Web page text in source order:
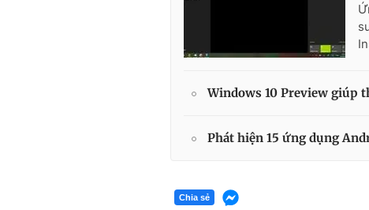
Windows 10 Preview giúp
Phát hiện 15 ứng dụng
Chia sẻ